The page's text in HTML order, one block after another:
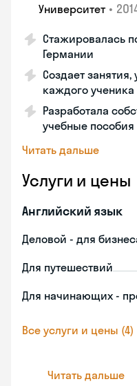
Университет •
Стажировалась
Германии
Создает
каждого ученика
Разработала
учебные пособия
Читать дальше
Услуги и цены
Английский язык
Деловой - для
Для путешествий
Для начинающих -
Все услуги и цены (4)
Читать дальше